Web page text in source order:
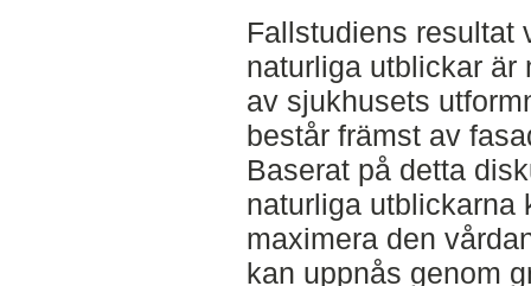
Fallstudiens resultat
naturliga utblickar är
av sjukhusets
består främst av
Baserat på detta
naturliga utblickarna
maximera den
kan uppnås genom